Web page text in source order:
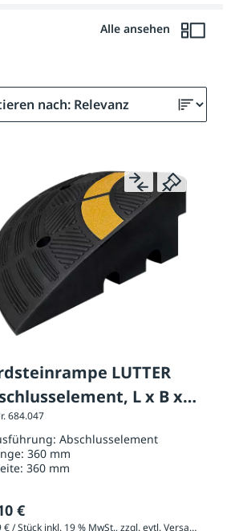
Alle ansehen
LUTTER
L x B x H
x 360 x 150 mm
684.047
Abschlusselement
360 mm
360 mm
€
98,89 € / Stück inkl. 19 % MwSt., zzgl. evtl. Versandkosten